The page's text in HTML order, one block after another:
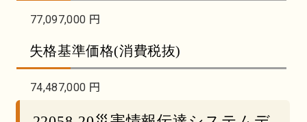
77,097,000 円
失格基準価格(消費税抜)
74,487,000 円